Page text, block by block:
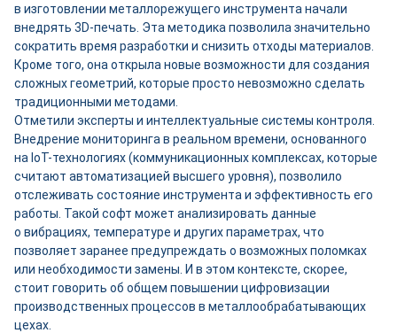
в изготовлении металлорежущего инструмента начали
внедрять 3D-печать. Эта методика позволила значительно
сократить время разработки и снизить отходы материалов.
Кроме того, она открыла новые возможности для создания
сложных геометрий, которые просто невозможно сделать
традиционными методами.
Отметили эксперты и интеллектуальные системы контроля.
Внедрение мониторинга в реальном времени, основанного
на IoT-технологиях (коммуникационных комплексах, которые
считают автоматизацией высшего уровня), позволило
отслеживать состояние инструмента и эффективность его
работы. Такой софт может анализировать данные
о вибрациях, температуре и других параметрах, что
позволяет заранее предупреждать о возможных поломках
или необходимости замены. И в этом контексте, скорее,
стоит говорить об общем повышении цифровизации
производственных процессов в металлообрабатывающих
цехах.